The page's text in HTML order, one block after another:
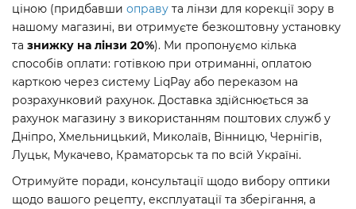
ціною (придбавши оправу та лінзи для корекції зору в
нашому магазині, ви отримуєте безкоштовну установку
та знижку на лінзи 20%). Ми пропонуємо кілька
способів оплати: готівкою при отриманні, оплатою
карткою через систему LiqPay або переказом на
розрахунковий рахунок. Доставка здійснюється за
рахунок магазину з використанням поштових служб у
Дніпро, Хмельницький, Миколаїв, Вінницю, Чернігів,
Луцьк, Мукачево, Краматорськ та по всій Україні.
Отримуйте поради, консультації щодо вибору оптики
щодо вашого рецепту, експлуатації та зберігання, а